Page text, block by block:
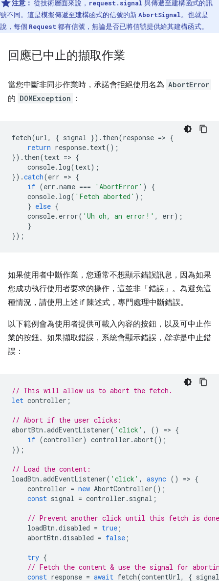
注意： 從技術層面來說， request.signal 與傳遞至建構函式的訊
號不同。這是模擬傳遞至建構函式的信號的新AbortSignal。也就是
說，每個 Request 都有信號，無論是否已將信號提供給其建構函式。
回應已中止的擷取作業
當您中斷非同步作業時，承諾會拒絕使用名為 AbortError
的 DOMException ：
fetch(url, { signal }). then(response => {
return response. text();
}). then(text => {
console. log(text);
}).catch(err => {
if (err .name === 'AbortError' )
{
console. log( 'Fetch aborted' );
} else {
console. error( 'Uh oh, an error!' , err);
}
});
如果使用者中斷作業，您通常不想顯示錯誤訊息，因為如果
您成功執行使用者要求的操作，這並非「錯誤」。為避免這
種情況，請使用上述 if 陳述式，專門處理中斷錯誤。
以下範例會為使用者提供可載入內容的按鈕，以及可中止作
業的按鈕。如果擷取錯誤，系統會顯示錯誤， 除非是中止錯
誤：
// This will allow us to abort the fetch.
let controller ;
// Abort if the user clicks:
abortBtn .addEventListener( 'click' , () => {
if (controller) controller .abort();
});
// Load the content:
loadBtn .addEventListener( 'click' , async () => {
controller = new AbortController();
const signal = controller . signal ;
// Prevent another click until this fetch is done
loadBtn .disabled = true ;
abortBtn .disabled = false ;
try {
// Fetch the content & use the signal for
const response = await fetch(contentUrl, { signal